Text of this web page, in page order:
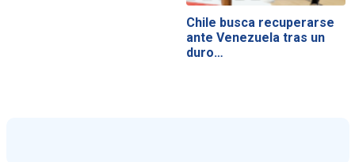
Chile busca recuperarse
ante Venezuela tras un
duro…